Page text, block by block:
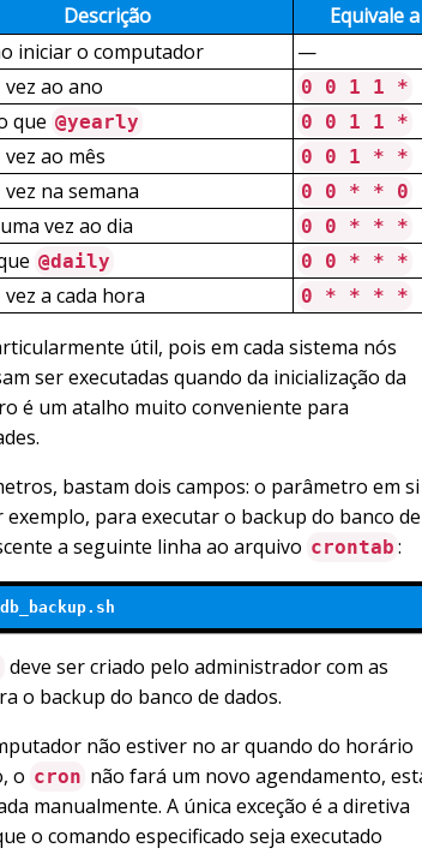
Descrição Equivale a
iniciar o computador —
ao ano
0 0 1 1 *
que @yearly
0 0 1 1 *
ao mês
0 0 1 * *
na semana
0 0 * * 0
vez ao dia
0 0 * * *
@daily
0 0 * * *
a cada hora 0 * * * *
útil, pois em cada sistema nós
ser executadas quando da inicialização da
é um atalho muito conveniente para
bastam dois campos: o parâmetro em si
para executar o backup do banco de
a seguinte linha ao arquivo crontab :
deve ser criado pelo administrador com as
o backup do banco de dados.
não estiver no ar quando do horário
o cron não fará um novo agendamento,
manualmente. A única exceção é a diretiva
o comando especificado seja executado